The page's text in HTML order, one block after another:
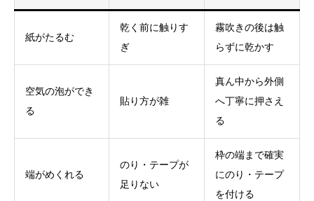
紙がたるむ
乾く前に触りす
ぎ
霧吹きの後は触
らずに乾かす
空気の泡ができ
る
貼り方が雑
真ん中から外側
へ丁寧に押さえ
る
端がめくれる
のり・テープが
足りない
枠の端まで確実
にのり・テープ
を付ける